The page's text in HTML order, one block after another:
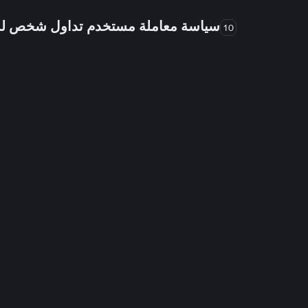
10 سياسة معاملة مستخدم تداول